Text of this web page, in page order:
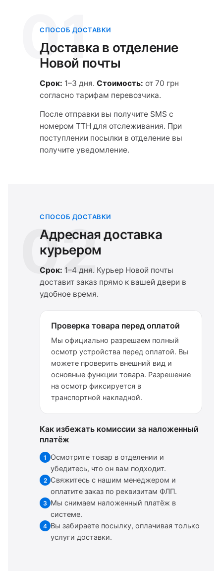
01
СПОСОБ ДОСТАВКИ
Доставка в отделение
Новой почты
Срок: 1–3 дня. Стоимость: от 70 грн
согласно тарифам перевозчика.
После отправки вы получите SMS с
номером ТТН для отслеживания. При
поступлении посылки в отделение вы
получите уведомление.
02
СПОСОБ ДОСТАВКИ
Адресная доставка
курьером
Срок: 1–4 дня. Курьер Новой почты
доставит заказ прямо к вашей двери в
удобное время.
Проверка товара перед оплатой
Мы официально разрешаем полный
осмотр устройства перед оплатой. Вы
можете проверить внешний вид и
основные функции товара. Разрешение
на осмотр фиксируется в
транспортной накладной.
Как избежать комиссии за наложенный
платёж
1
Осмотрите товар в отделении и
убедитесь, что он вам подходит.
2 Свяжитесь с нашим менеджером и
оплатите заказ по реквизитам ФЛП.
3 Мы снимаем наложенный платёж в
системе.
4 Вы забираете посылку, оплачивая только
услуги доставки.